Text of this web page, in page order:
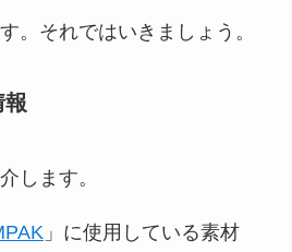
。それではいきましょう。
報
します。
」に使用している素材